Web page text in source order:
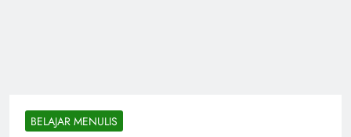
BELAJAR MENULIS